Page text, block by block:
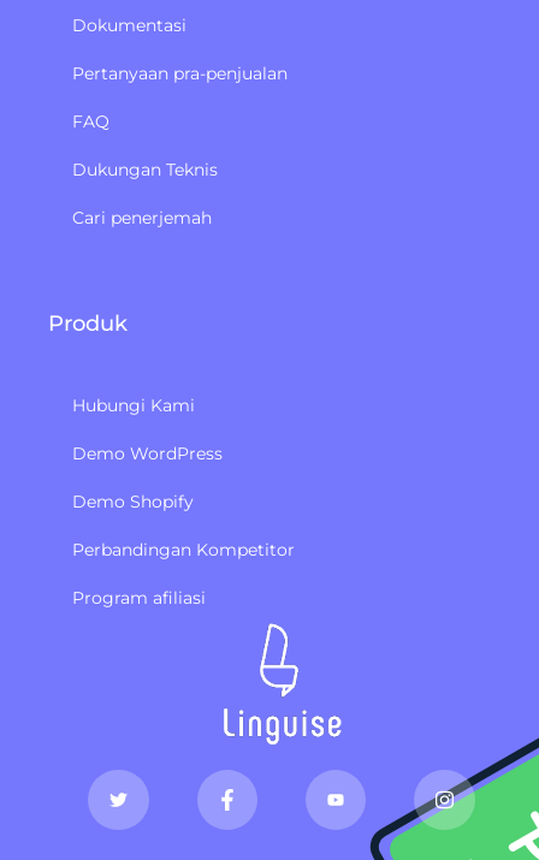
Dokumentasi
Pertanyaan pra-penjualan
FAQ
Dukungan Teknis
Cari penerjemah
Produk
Hubungi Kami
Demo WordPress
Demo Shopify
Perbandingan Kompetitor
Program afiliasi